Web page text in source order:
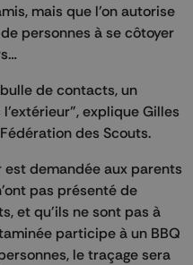
mais que l’on autorise
personnes à se côtoyer
de contacts, un
explique Gilles
des Scouts.
demandée aux parents
pas présenté de
et qu'ils ne sont pas à
participe à un BBQ
le traçage sera